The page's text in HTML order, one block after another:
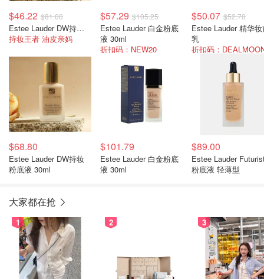
$46.22 $81.00
Estee Lauder DW持妆粉底液 30ml
持妆王者 油皮亲妈
$57.29 $105.25
Estee Lauder 白金粉底
液 30ml
折扣码：NEW20
$50.07 $52.70
Estee Lauder 精华
乳
$68.80
Estee Lauder DW持妆
粉底液 30ml
$101.79
Estee Lauder 白金粉底
液 30ml
$89.00
Estee Lauder
粉底液 轻薄型
大家都在抢
1 2 3